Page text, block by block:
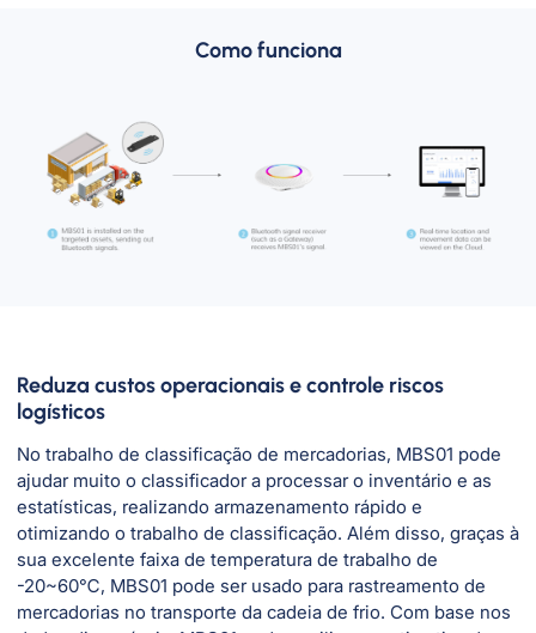
Como funciona
Reduza custos operacionais e controle riscos
logísticos
No trabalho de classificação de mercadorias, MBS01 pode
ajudar muito o classificador a processar o inventário e as
estatísticas, realizando armazenamento rápido e
otimizando o trabalho de classificação. Além disso, graças à
sua excelente faixa de temperatura de trabalho de
-20~60℃, MBS01 pode ser usado para rastreamento de
mercadorias no transporte da cadeia de frio. Com base nos